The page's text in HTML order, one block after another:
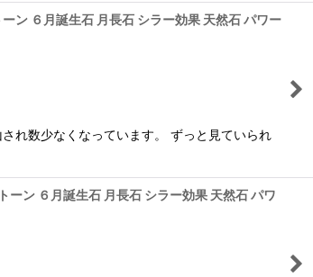
ン ６月誕生石 月長石 シラー効果 天然石 パワー
れ数少なくなっています。 ずっと見ていられ
ン ６月誕生石 月長石 シラー効果 天然石 パワ